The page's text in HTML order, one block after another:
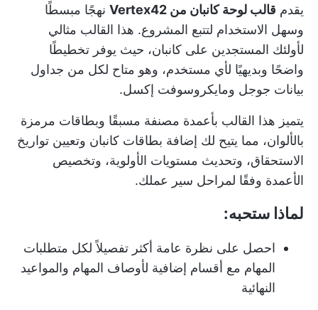
يقدم قالب لوحة كانبان من Vertex42
نهجًا مبسطًا
وسهل الاستخدام لتتبع المشروع. هذا القالب مثالي
لأولئك المستجدين على كانبان، حيث يوفر تخطيطًا
واضحًا وبديهيًا لأي مستخدم، وهو متاح لكل من جداول
بيانات جوجل ومايكروسوفت إكسل.
يتميز هذا القالب بأعمدة مصنفة مسبقًا وبطاقات مرمزة
بالألوان، مما يتيح لك إضافة بطاقات كانبان وتعيين تواريخ
الاستحقاق، وتحديث مستويات الأولوية، وتخصيص
الأعمدة وفقًا لمراحل سير عملك.
لماذا ستحبه:
احصل على نظرة عامة أكثر تفصيلاً لكل متطلبات
المهام مع أقسام إضافية لأوصاف المهام والمواعيد
النهائية